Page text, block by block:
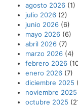
agosto 2026 (1)
julio 2026 (2)
junio 2026 (6)
mayo 2026 (6)
abril 2026 (7)
marzo 2026 (4)
febrero 2026
enero 2026 (7)
diciembre 2025
noviembre 2025
octubre 2025